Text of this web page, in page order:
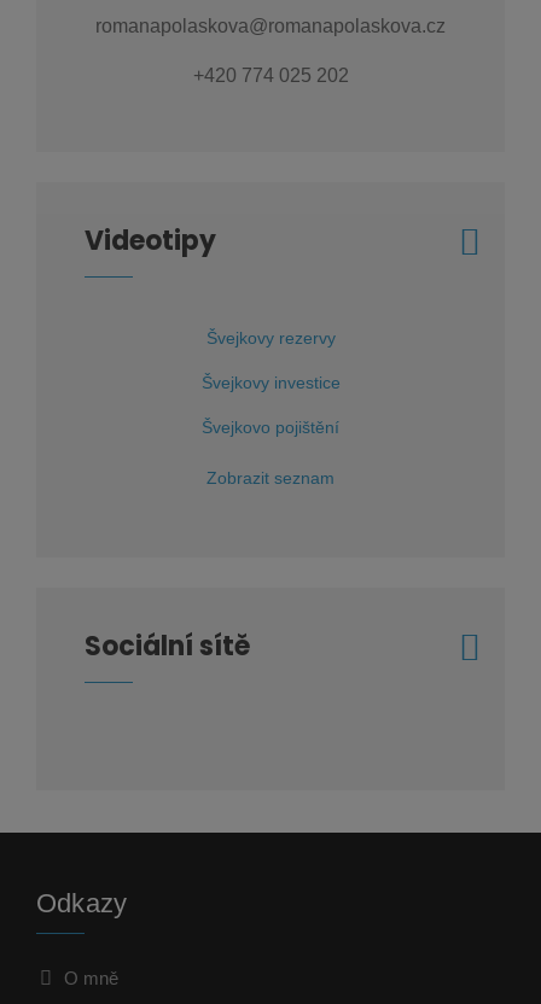
romanapolaskova@romanapolaskova.cz
+420 774 025 202
Videotipy
Švejkovy rezervy
Švejkovy investice
Švejkovo pojištění
Zobrazit seznam
Sociální sítě
Odkazy
O mně